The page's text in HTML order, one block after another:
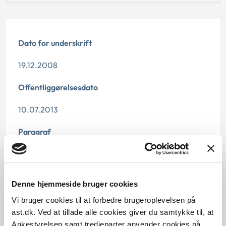
Denne hjemmeside bruger cookies
Vi bruger cookies til at forbedre brugeroplevelsen på
ast.dk. Ved at tillade alle cookies giver du samtykke til, at
Ankestyrelsen samt tredjeparter anvender cookies på
Dato for underskrift
19.12.2008
Offentliggørelsesdato
10.07.2013
Paragraf
§ 82
2000303-08